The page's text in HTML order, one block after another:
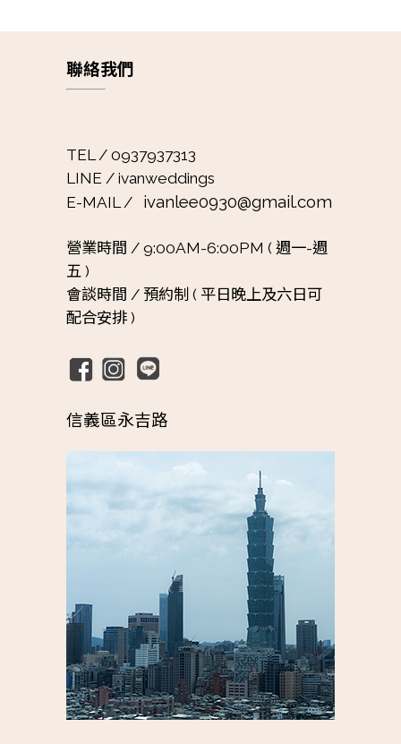
聯絡我們
TEL / 0937937313
LINE / ivanweddings
E-MAIL / ivanlee0930@gmail.com
營業時間 / 9:00AM-6:00PM ( 週一-週
五 )
會談時間 / 預約制 ( 平日晚上及六日可
配合安排 )
信義區永吉路